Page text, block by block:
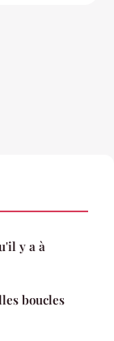
y a à
boucles